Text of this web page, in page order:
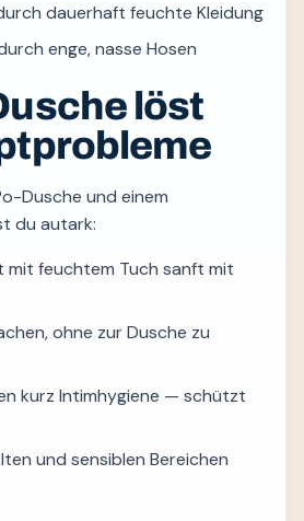
dauerhaft feuchte Kleidung
enge, nasse Hosen
löst
du autark:
mit feuchtem Tuch sanft mit
ohne zur Dusche zu
kurz Intimhygiene — schützt
und sensiblen Bereichen